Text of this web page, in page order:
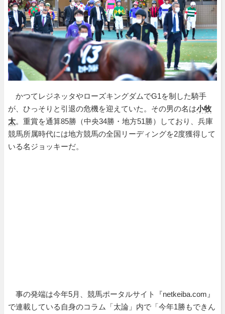
かつてレジネッタやローズキングダムでG1を制した騎手
が、ひっそりと引退の危機を迎えていた。その男の名は小牧
太。重賞を通算85勝（中央34勝・地方51勝）しており、兵庫
競馬所属時代には地方競馬の全国リーディングを2度獲得して
いる名ジョッキーだ。
事の発端は今年5月、競馬ポータルサイト『netkeiba.com』
で連載している自身のコラム「太論」内で「今年1勝もできん